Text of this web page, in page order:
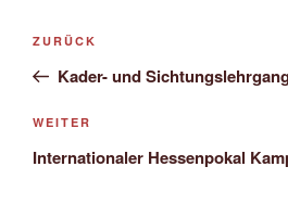
Beitragsnavigation
Vorheriger
Beitrag
ZURÜCK
Kader- und
Nächster
Beitrag
WEITER
Internationaler Hessenpokal